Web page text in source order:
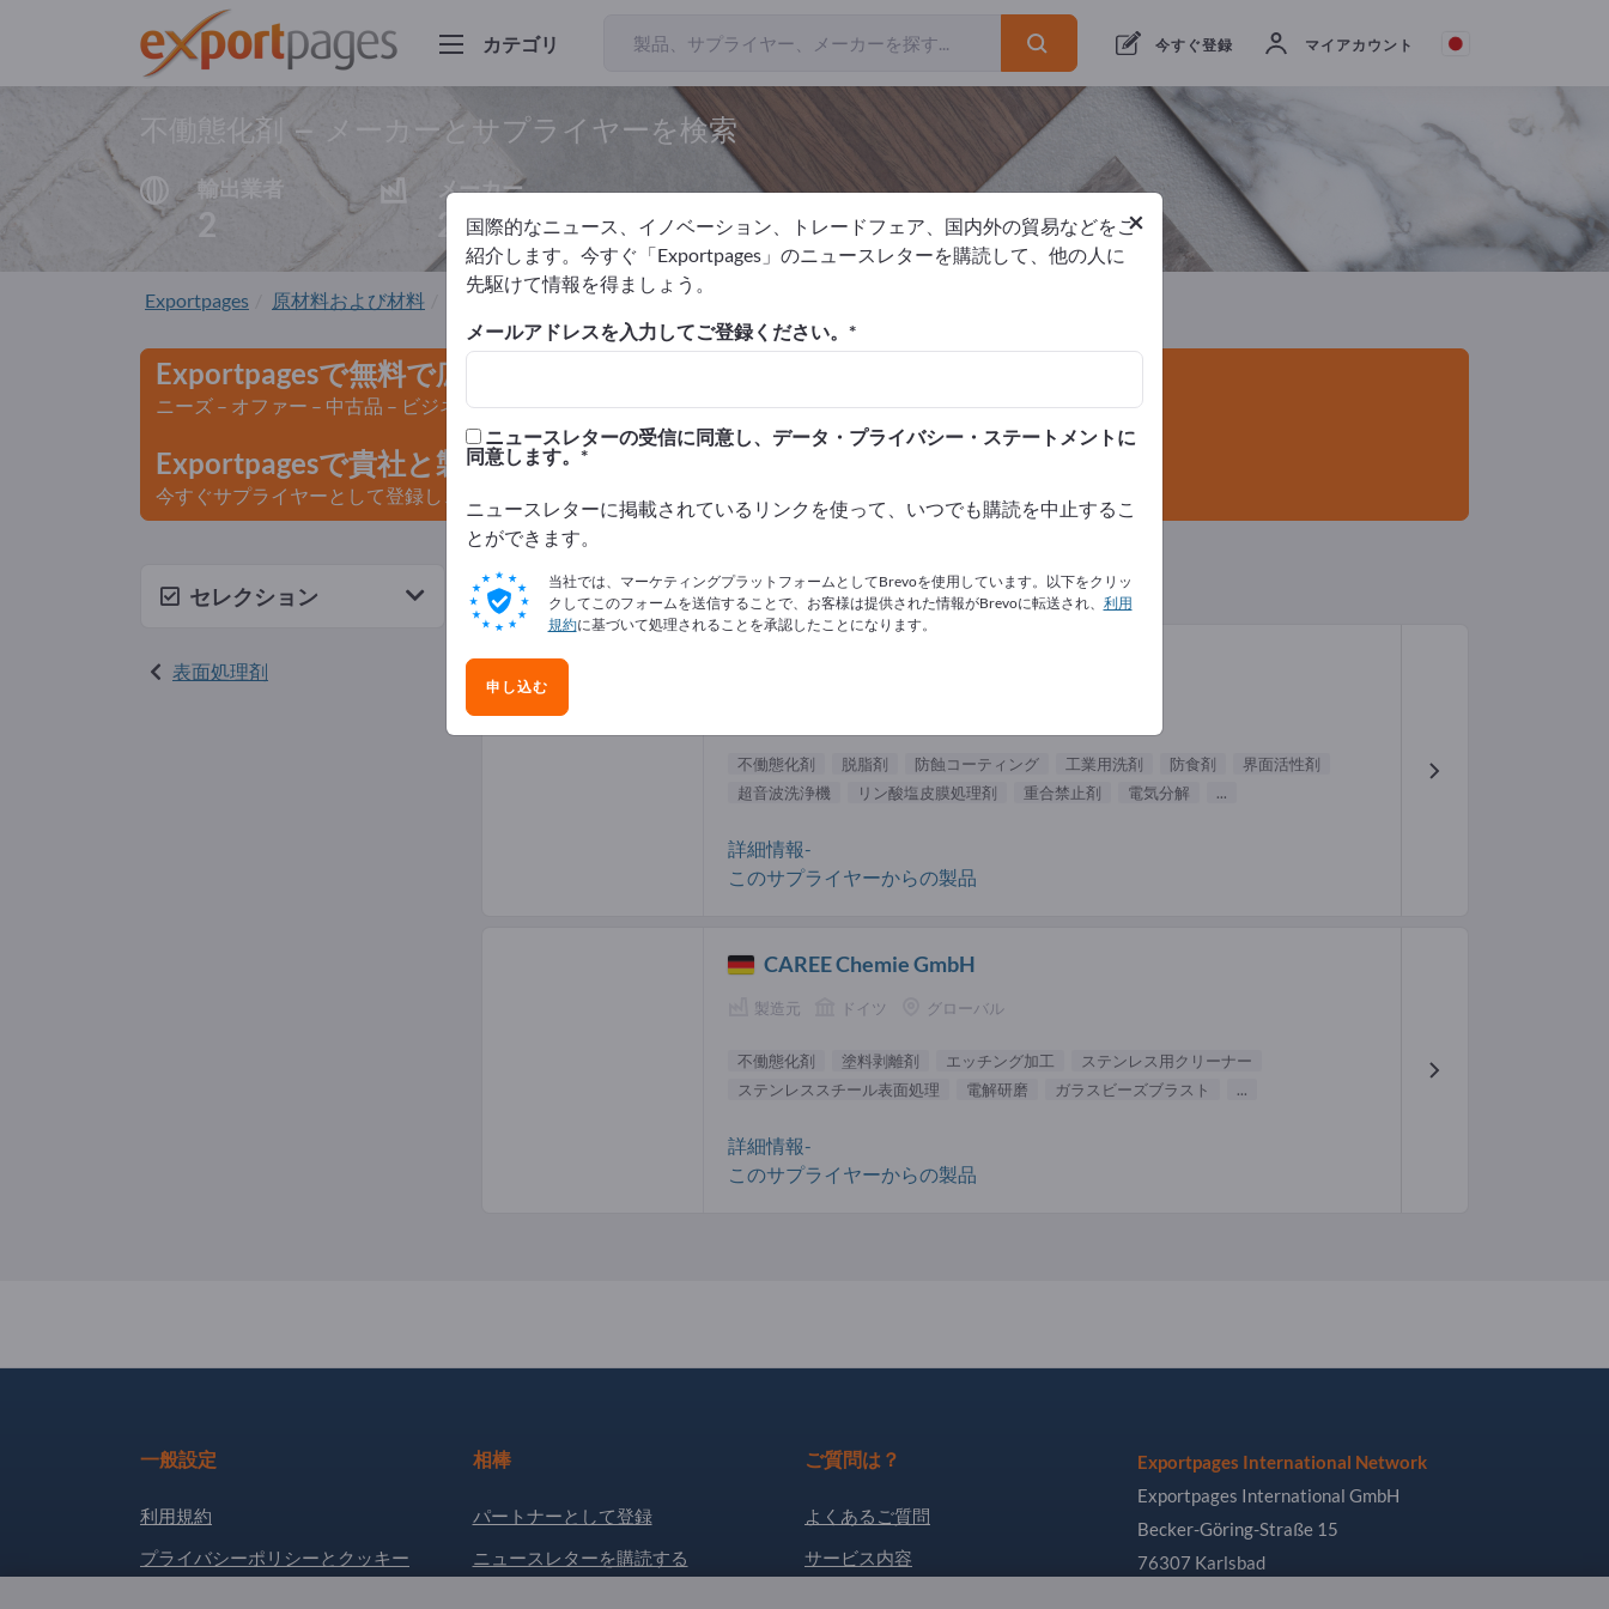
カテゴリ 今すぐ登録 マイアカウント
不働態化剤 – メーカーとサプライヤーを検索
輸出業者
2
メーカー
2
輸出業者 2 メーカー
Exportpages 原材料および材料 表面処理剤 不働態化剤
Exportpagesで無料で広告を掲載！
ニーズ – オファー – 中古品 – ビジネスコンタクト >> ここから始める
Exportpagesで貴社と製品を掲載しましょう。
今すぐサプライヤーとして登録し、認知度を高めましょう>> こちらから掲載
セレクション
表面処理剤
不働態化剤 サプライヤー (2)
不働態化剤 脱脂剤 防蝕コーティング 工業用洗剤 防食剤
界面活性剤
超音波洗浄機
リン酸塩皮膜処理剤 重合禁止剤 電気分解 ...
詳細情報-
このサプライヤーからの製品
CAREE Chemie GmbH
製造元 ドイツ グローバル
不働態化剤 塗料剥離剤 エッチング加工
ステンレス用クリーナー
ステンレススチール表面処理
電解研磨 ガラスビーズブラスト ...
詳細情報-
このサプライヤーからの製品
一般設定
利用規約
プライバシーポリシーとクッキー
相棒
パートナーとして登録
ニュースレターを購読する
ご質問は？
よくあるご質問
サービス内容
Exportpages International Network
Exportpages International GmbH
Becker-Göring-Straße 15
76307 Karlsbad
×
国際的なニュース、イノベーション、トレードフェア、国内外の貿易などをご
紹介します。今すぐ「Exportpages」のニュースレターを購読して、他の人に
先駆けて情報を得ましょう。
メールアドレスを入力してご登録ください。
ニュースレターの受信に同意し、データ・プライバシー・ステートメントに
同意します。
ニュースレターに掲載されているリンクを使って、いつでも購読を中止するこ
とができます。
当社では、マーケティングプラットフォームとしてBrevoを使用しています。以下をクリッ
クしてこのフォームを送信することで、お客様は提供された情報がBrevoに転送され、 利用
規約に基づいて処理されることを承認したことになります。
申し込む